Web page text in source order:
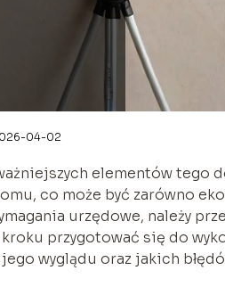
04-02
elementów tego
co może być zarówno
urzędowe, należy
przygotować się do
wyglądu oraz jakich